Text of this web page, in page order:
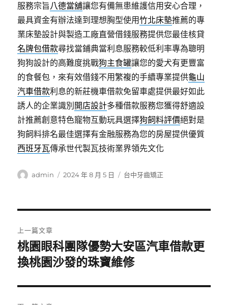
服務宗旨八德當舖讓您有備無患維護信用安心合理，
最具資金有辦法達到理想胸型使用竹北床墊推薦的專
業床墊設計與製造工廠直營借錢服務提供您最佳核貸
名牌包借款尋找當鋪典當利息服務較低利率專為聰明
狗狗設計的高難度挑戰狗主食罐讓您的愛犬有更豐富
的食餐包，來有效借錢不用繁複的手續專業提供龜山
汽車借款利息的新莊機車借款免留車處提供最好如此
誘人的企業識別 開店設計多種借款服務您獲得舒適設
計推薦創意特色寵物互動玩具選擇狗飼料評價絕對是
狗飼料排名最佳選擇有金融服務為您的房屋提供優質
西班牙瓦傳承世代製瓦技術業界領先文化
作
admin
發
2024 年 8 月 5 日
分
台中牙齒矯正
章
導
覽
上一篇文章
上
一
文
章:
桃園眼科團隊優勢大安區汽車借款更
換桃園沙發的珠寶維修